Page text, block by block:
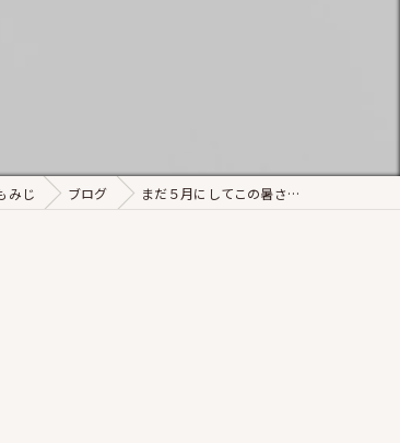
みじ ブログ まだ５月にしてこの暑さ…